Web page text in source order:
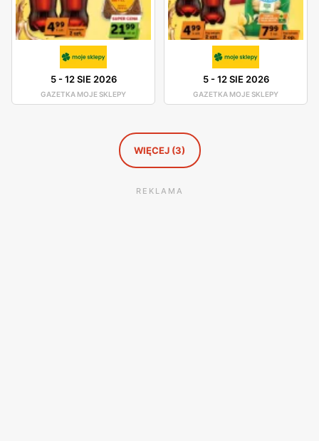
5-12 SIE 2026
GAZETKA MOJE SKLEPY
5-12 SIE 2026
GAZETKA MOJE SKLEPY
WIĘCEJ (3)
REKLAMA